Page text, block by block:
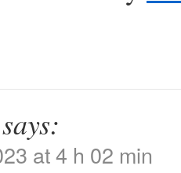
says:
at 4 h 02 min